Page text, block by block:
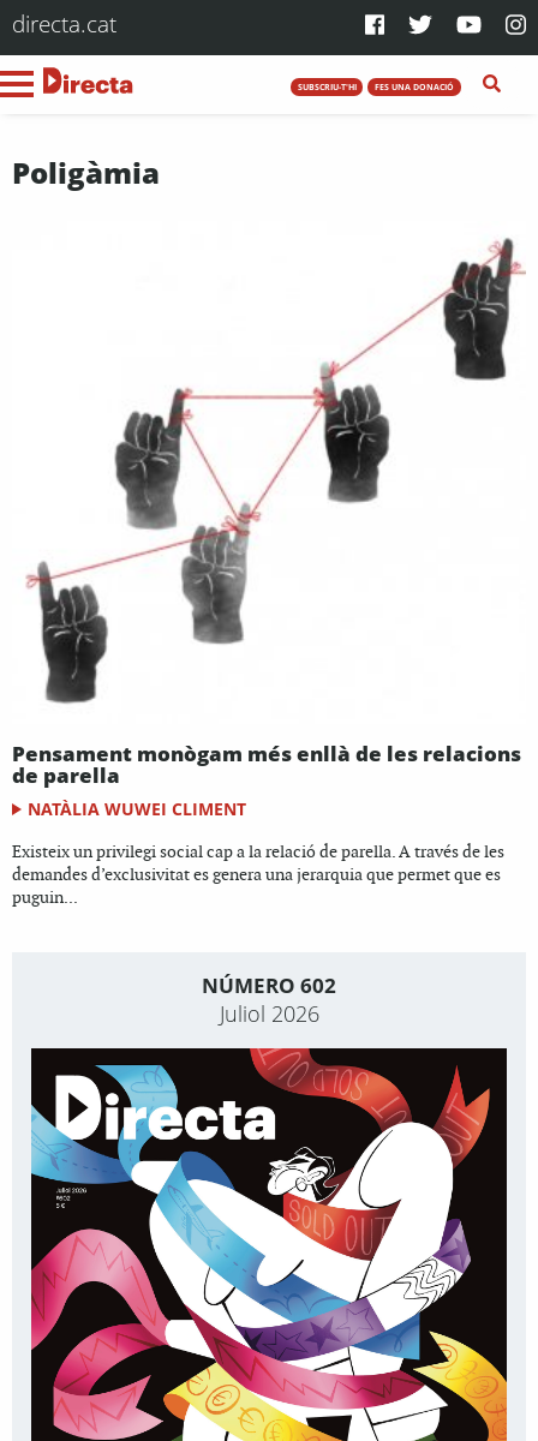
directa.cat
SUBSCRIU-T'HI FES UNA DONACIÓ
Poligàmia
Pensament monògam més enllà de les relacions
de parella
NATÀLIA WUWEI CLIMENT
Existeix un privilegi social cap a la relació de parella. A través de les
demandes d’exclusivitat es genera una jerarquia que permet que es
puguin...
NÚMERO 602
Juliol 2026